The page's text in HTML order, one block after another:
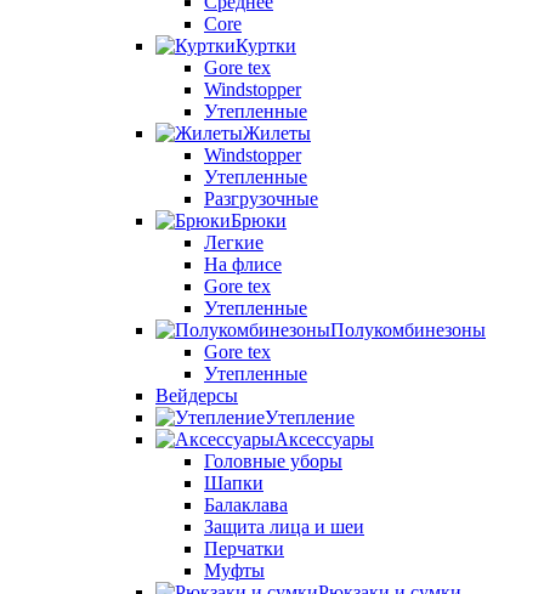
Core
Куртки
Gore tex
Windstopper
Утепленные
Жилеты
Windstopper
Утепленные
Разгрузочные
Брюки
Легкие
На флисе
Gore tex
Утепленные
Полукомбинезоны
Gore tex
Утепленные
Вейдерсы
Утепление
Аксессуары
Головные уборы
Шапки
Балаклава
Защита лица и шеи
Перчатки
Муфты